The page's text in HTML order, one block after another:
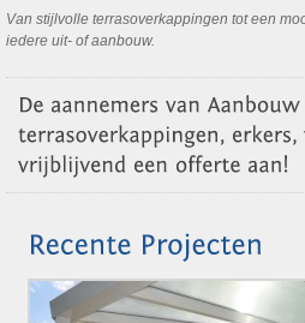
Van stijlvolle terrasoverkappingen tot een
iedere uit- of aanbouw.